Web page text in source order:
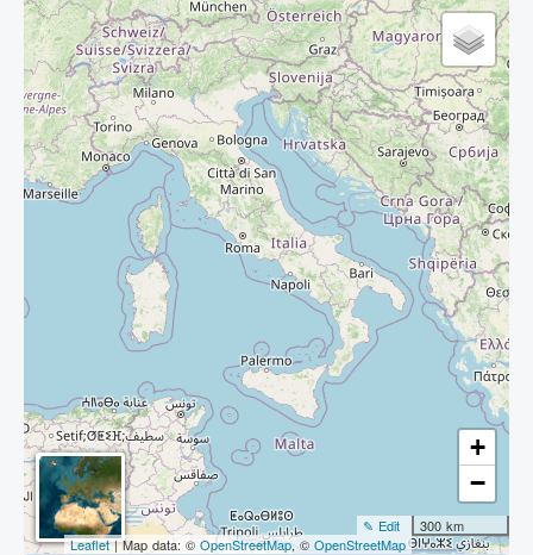
+
−
300 km
✎ Edit
Leaflet| Map data: © OpenStreetMap, © OpenStreetMap